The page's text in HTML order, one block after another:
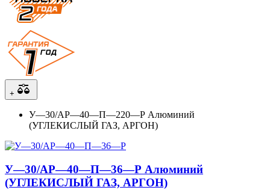
+
У—30/АР—40—П—220—Р Алюминий
(УГЛЕКИСЛЫЙ ГАЗ, АРГОН)
У—30/АР—40—П—36—Р Алюминий
(УГЛЕКИСЛЫЙ ГАЗ, АРГОН)